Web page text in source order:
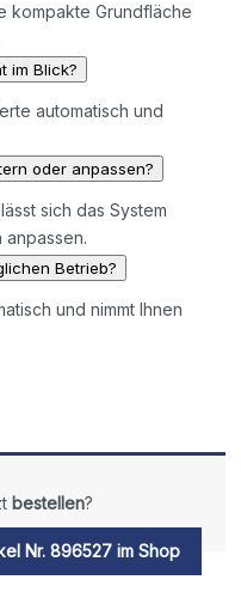
kompakte Grundfläche
im Blick?
automatisch und
oder anpassen?
sich das System
Betrieb?
und nimmt Ihnen
bestellen?
Nr. 896527 im Shop